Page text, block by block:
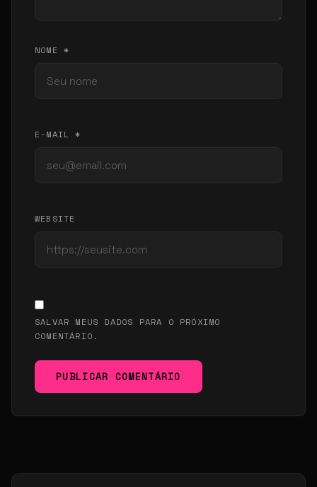
NOME *
E-MAIL *
WEBSITE
SALVAR MEUS DADOS PARA O PRÓXIMO
COMENTÁRIO.
PUBLICAR COMENTÁRIO